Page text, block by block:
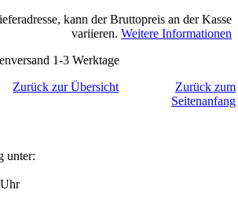
kann der Bruttopreis an der Kasse
variieren. Weitere Informationen
1-3 Werktage
Zurück zur Übersicht
Zurück zum
Seitenanfang
unter: